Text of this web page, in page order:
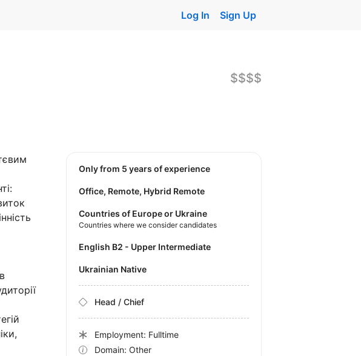
Log In Sign Up
$$$$
Only from 5 years of experience
Office, Remote, Hybrid Remote
Countries of Europe or Ukraine
Countries where we consider candidates
English B2 - Upper Intermediate
Ukrainian Native
Head / Chief
Employment: Fulltime
Domain: Other